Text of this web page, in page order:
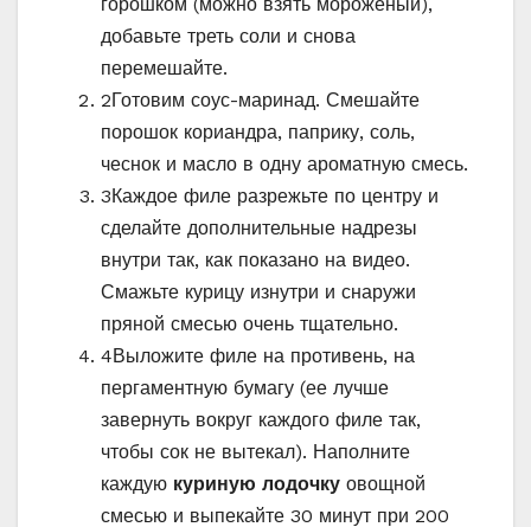
добавьте треть соли и снова
перемешайте.
2Готовим соус-маринад. Смешайте
порошок кориандра, паприку, соль,
чеснок и масло в одну ароматную смесь.
3Каждое филе разрежьте по центру и
сделайте дополнительные надрезы
внутри так, как показано на видео.
Смажьте курицу изнутри и снаружи
пряной смесью очень тщательно.
4Выложите филе на противень, на
пергаментную бумагу (ее лучше
завернуть вокруг каждого филе так,
чтобы сок не вытекал). Наполните
каждую куриную лодочку овощной
смесью и выпекайте 30 минут при 200